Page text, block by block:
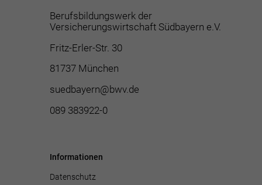
Berufsbildungswerk der
Versicherungswirtschaft Südbayern e.V.
Fritz-Erler-Str. 30
81737 München
suedbayern@bwv.de
089 383922-0
Informationen
Datenschutz